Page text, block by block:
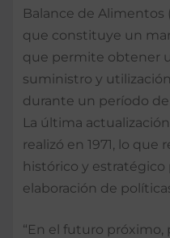
Balance de Alimentos
que constituye un
que permite obtener
suministro y
durante un período
La última
realizó en 1971, lo
histórico y estratégico
elaboración de
“En el futuro